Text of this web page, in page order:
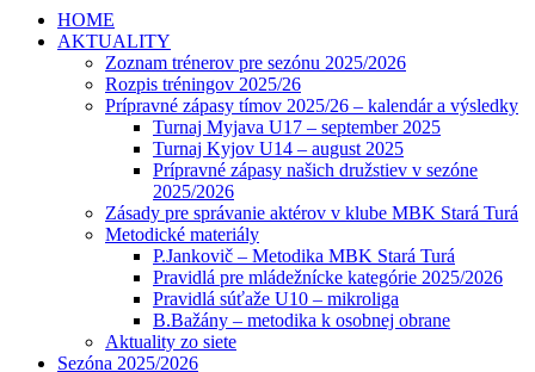
HOME
AKTUALITY
Zoznam trénerov pre sezónu 2025/2026
Rozpis tréningov 2025/26
Prípravné zápasy tímov 2025/26 – kalendár a výsledky
Turnaj Myjava U17 – september 2025
Turnaj Kyjov U14 – august 2025
Prípravné zápasy našich družstiev v sezóne
2025/2026
Zásady pre správanie aktérov v klube MBK Stará Turá
Metodické materiály
P.Jankovič – Metodika MBK Stará Turá
Pravidlá pre mládežnícke kategórie 2025/2026
Pravidlá súťaže U10 – mikroliga
B.Bažány – metodika k osobnej obrane
Aktuality zo siete
Sezóna 2025/2026